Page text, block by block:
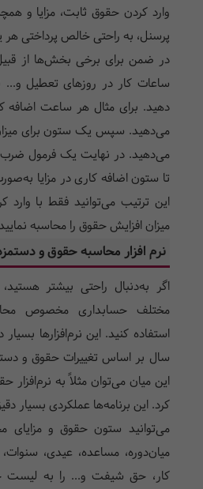
وارد کردن حقوق ثابت، مزایا و
پرسنل، به‌ راحتی خالص پرداختی
در ضمن برای برخی بخش‌ها از
ساعات کار در روزهای تعطیل و...
دهید. برای مثال هر ساعت اضافه
می‌دهید. سپس یک ستون برای
می‌دهید. در نهایت یک فرمول ضرب
تا ستون اضافه کاری در مزایا
این ترتیب می‌توانید فقط با وارد
میزان افزایش حقوق را محاسبه
نرم افزار محاسبه حقوق و
اگر به‌دنبال راحتی بیشتر هستید،
مختلف حسابداری مخصوص
استفاده کنید. این نرم‌افزارها
سال بر اساس تغییرات حقوق و
این میان می‌توان مثلاً به نرم‌افزار
کرد. این برنامه‌ها عملکردی بسیار
می‌توانید ستون حقوق و مزایای
میان‌دوره، مساعده، عیدی،
کار، حق شیفت و... را به لیست